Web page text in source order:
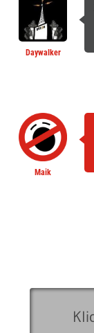
Daywalker
Maik